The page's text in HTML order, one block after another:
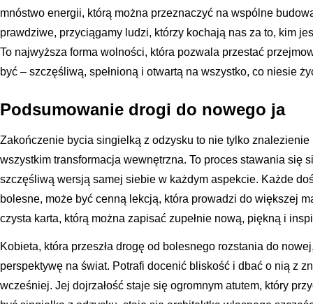
mnóstwo energii, którą można przeznaczyć na wspólne
prawdziwe, przyciągamy ludzi, którzy kochają nas za to, kim
To najwyższa forma wolności, która pozwala przestać
być – szczęśliwą, spełnioną i otwartą na wszystko, co niesie
Podsumowanie drogi do nowego ja
Zakończenie bycia singielką z odzysku to nie tylko
wszystkim transformacja wewnętrzna. To proces stawania się
szczęśliwą wersją samej siebie w każdym aspekcie. Każde
bolesne, może być cenną lekcją, która prowadzi do większej
czysta karta, którą można zapisać zupełnie nową, piękną i
Kobieta, która przeszła drogę od bolesnego rozstania do
perspektywę na świat. Potrafi docenić bliskość i dbać o nią z
wcześniej. Jej dojrzałość staje się ogromnym atutem, który